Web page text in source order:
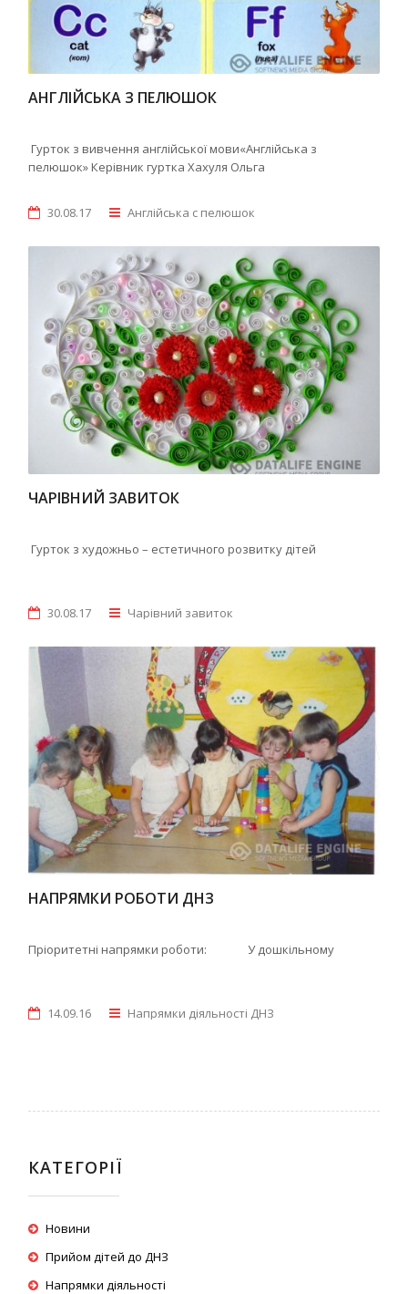
АНГЛІЙСЬКА З ПЕЛЮШОК
Гурток з вивчення англійської мови«Англійська з
пелюшок» Керівник гуртка Хахуля Ольга
30.08.17 Англійська с пелюшок
ЧАРІВНИЙ ЗАВИТОК
Гурток з художньо – естетичного розвитку дітей
30.08.17 Чарівний завиток
НАПРЯМКИ РОБОТИ ДНЗ
Пріоритетні напрямки роботи: У дошкільному
14.09.16 Напрямки діяльності ДНЗ
КАТЕГОРІЇ
Новини
Прийом дітей до ДНЗ
Напрямки діяльності